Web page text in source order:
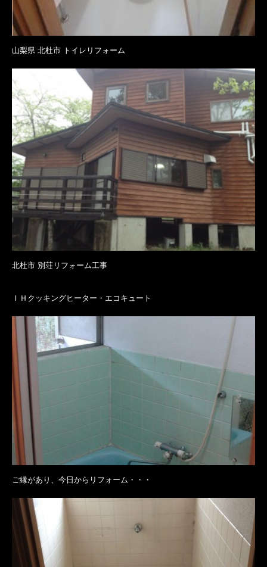
山梨県 北杜市 トイレリフォーム
北杜市 別荘リフォーム工事
ＩＨクッキングヒーター・エコキュート
ご縁があり、今日からリフォーム・・・